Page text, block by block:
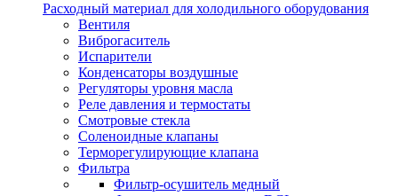
Расходный материал для холодильного оборудования
Вентиля
Виброгаситель
Испарители
Конденсаторы воздушные
Регуляторы уровня масла
Реле давления и термостаты
Смотровые стекла
Соленоидные клапаны
Терморегулирующие клапана
Фильтра
Фильтр-осушитель медный